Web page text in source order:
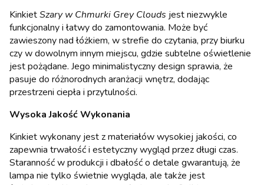
KinkietSzary w Chmurki Grey Clouds jest niezwykle
funkcjonalny i łatwy do zamontowania. Może być
zawieszony nad łóżkiem, w strefie do czytania, przy biurku
czy w dowolnym innym miejscu, gdzie subtelne oświetlenie
jest pożądane. Jego minimalistyczny design sprawia, że
pasuje do różnorodnych aranżacji wnętrz, dodając
przestrzeni ciepła i przytulności.
Wysoka Jakość Wykonania
Kinkiet wykonany jest z materiałów wysokiej jakości, co
zapewnia trwałość i estetyczny wygląd przez długi czas.
Staranność w produkcji i dbałość o detale gwarantują, że
lampa nie tylko świetnie wygląda, ale także jest